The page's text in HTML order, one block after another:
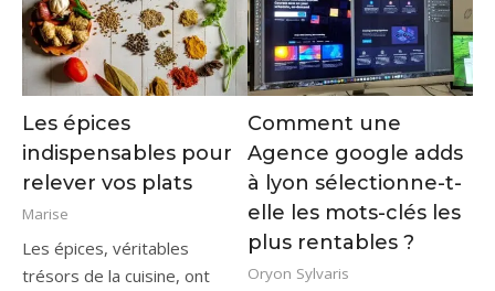
Les épices
indispensables pour
relever vos plats
Marise
Les épices, véritables
trésors de la cuisine, ont
Comment une
Agence google adds
à lyon sélectionne-t-
elle les mots-clés les
plus rentables ?
Oryon Sylvaris